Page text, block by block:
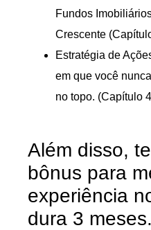
Fundos
Crescente
Estratégia de
em que você
no topo. (Capítulo
Além disso,
bônus para
experiência
dura 3 meses.